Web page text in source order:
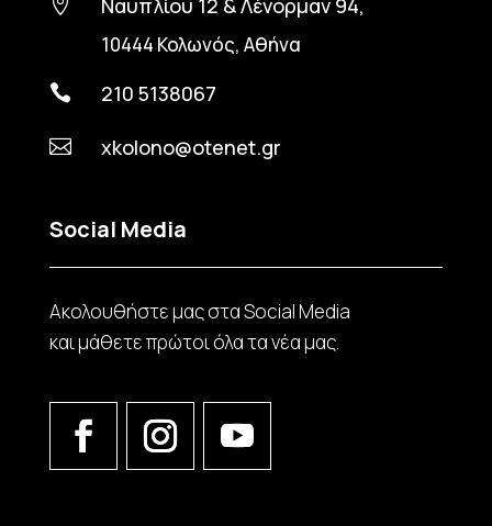
10444 Κολωνός, Αθήνα
 210 5138067
 xkolono@otenet.gr
Social Media
Ακολουθήστε μας στα Social Media
και μάθετε πρώτοι όλα τα νέα μας.